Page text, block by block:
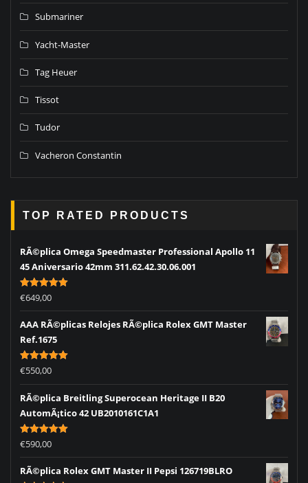
Submariner
Yacht-Master
Tag Heuer
Tissot
Tudor
Vacheron Constantin
TOP RATED PRODUCTS
RÃ©plica Omega Speedmaster Professional Apollo 11
45 Aniversario 42mm 311.62.42.30.06.001
Rated5.00
out of 5
€649,00
AAA RÃ©plicas Relojes RÃ©plica Rolex GMT Master
Ref.1675
Rated5.00
out of 5
€550,00
RÃ©plica Breitling Superocean Heritage II B20
AutomÃ¡tico 42 UB2010161C1A1
Rated5.00
out of 5
€590,00
RÃ©plica Rolex GMT Master II Pepsi 126719BLRO